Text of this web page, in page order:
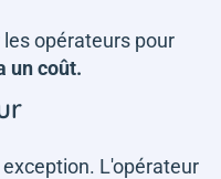
opérateurs pour
un coût.
L'opérateur